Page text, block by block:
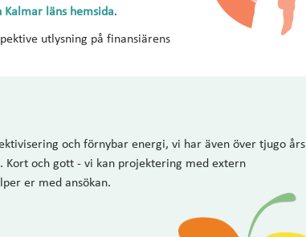
Kalmar läns hemsida.
utlysning på finansiärens
och förnybar energi, vi har även över tjugo års
och gott - vi kan projektering med extern
er med ansökan.